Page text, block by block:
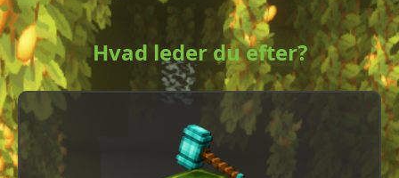
Hvad leder du efter?